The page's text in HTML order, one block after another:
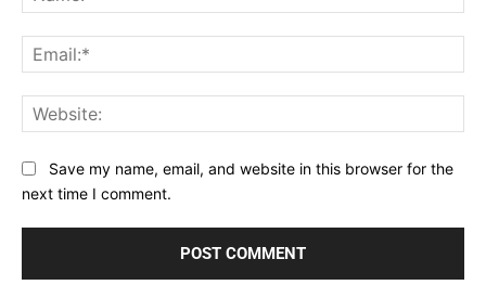
Save my name, email, and website in this browser for the
next time I comment.